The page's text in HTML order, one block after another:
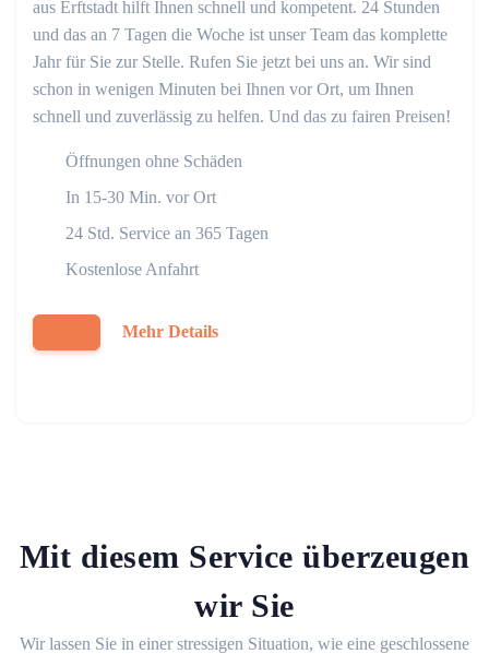
aus Erftstadt hilft Ihnen schnell und kompetent. 24 Stunden
und das an 7 Tagen die Woche ist unser Team das komplette
Jahr für Sie zur Stelle. Rufen Sie jetzt bei uns an. Wir sind
schon in wenigen Minuten bei Ihnen vor Ort, um Ihnen
schnell und zuverlässig zu helfen. Und das zu fairen Preisen!
Öffnungen ohne Schäden
In 15-30 Min. vor Ort
24 Std. Service an 365 Tagen
Kostenlose Anfahrt
Mehr Details
Mit diesem Service überzeugen
wir Sie
Wir lassen Sie in einer stressigen Situation, wie eine geschlossene